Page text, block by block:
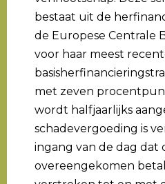
bestaat uit de
de Europese Centrale
voor haar meest
met zeven
wordt halfjaarlijks
schadevergoeding is
ingang van de dag dat
overeengekomen